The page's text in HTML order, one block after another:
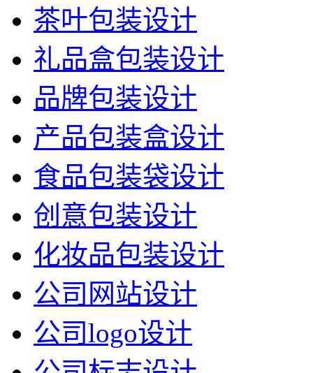
茶叶包装设计
礼品盒包装设计
品牌包装设计
产品包装盒设计
食品包装袋设计
创意包装设计
化妆品包装设计
公司网站设计
公司logo设计